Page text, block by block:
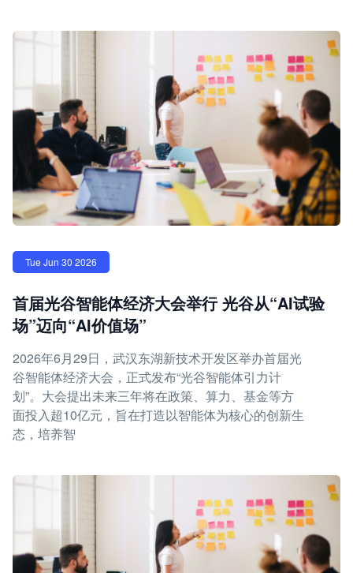
Tue Jun 30 2026
首届光谷智能体经济大会举行 光谷从“AI试验
场”迈向“AI价值场”
2026年6月29日，武汉东湖新技术开发区举办首届光
谷智能体经济大会，正式发布“光谷智能体引力计
划”。大会提出未来三年将在政策、算力、基金等方
面投入超10亿元，旨在打造以智能体为核心的创新生
态，培养智